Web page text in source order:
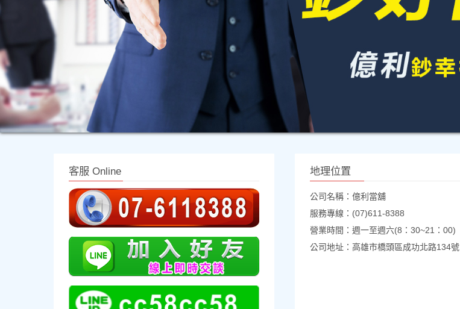
地理位置
公司名稱：億利當舖
服務專線：(07)611-8388
營業時間：週一至週六(8：30~21：00)
公司地址：高雄市橋頭區成功北路134號
客服 Online